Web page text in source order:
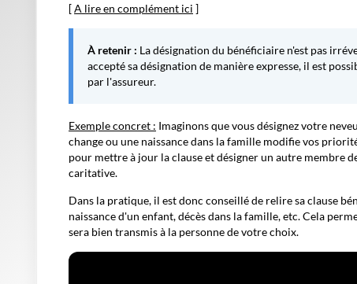
[A lire en complément ici ]
À retenir : La désignation du bénéficiaire n'est pas
accepté sa désignation de manière expresse, il est
par l'assureur.
Exemple concret : Imaginons que vous désignez votre
change ou une naissance dans la famille modifie vos
pour mettre à jour la clause et désigner un autre membre
caritative.
Dans la pratique, il est donc conseillé de relire sa clause
naissance d'un enfant, décès dans la famille, etc. Cela
sera bien transmis à la personne de votre choix.